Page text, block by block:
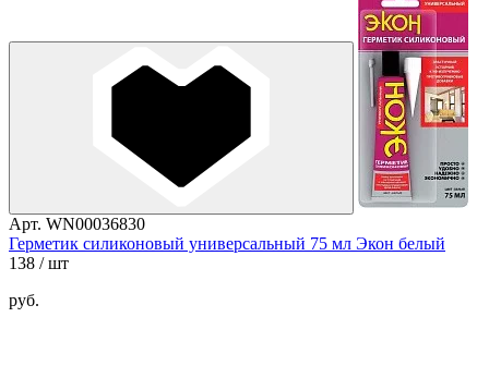
Арт. WN00036830
Герметик силиконовый универсальный 75 мл Экон белый
138 / шт
руб.